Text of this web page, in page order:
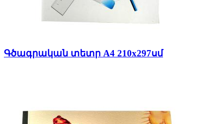
Գծագրական տետր A4 210x297սմ